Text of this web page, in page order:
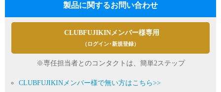
製品に関するお問い合わせ
CLUBFUJIKINメンバー様専用
（ログイン･新規登録）
※専任担当者とのコンタクトは、簡単2ステップ
CLUBFUJIKINメンバー様で無い方はこちら>>